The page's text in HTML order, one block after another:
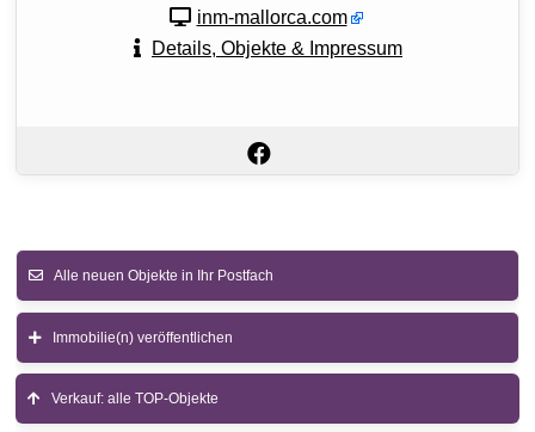
inm-mallorca.com
Details, Objekte & Impressum
Alle neuen Objekte in Ihr Postfach
Immobilie(n) veröffentlichen
Verkauf: alle TOP-Objekte